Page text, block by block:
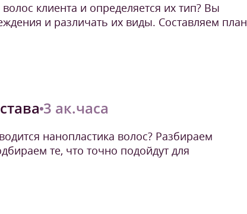
клиента и определяется их тип? Вы
и различать их виды. Составляем план
3 ак.часа
нанопластика волос? Разбираем
те, что точно подойдут для